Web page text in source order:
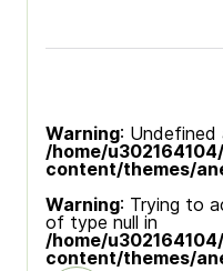
Warning: Undefined
/home/
content/themes/
Warning: Trying to
of type null in
/home/
content/themes/